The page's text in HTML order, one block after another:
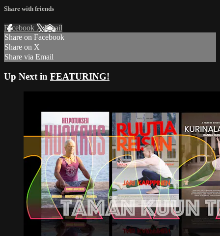
Share with friends
Facebook XEmail
Share on Facebook
Share on X
Share via Email
Up Next in FEATURING!